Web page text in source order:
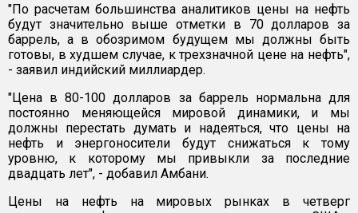
"По расчетам большинства аналитиков цены на нефть
будут значительно выше отметки в 70 долларов за
баррель, а в обозримом будущем мы должны быть
готовы, в худшем случае, к трехзначной цене на нефть",
- заявил индийский миллиардер.
"Цена в 80-100 долларов за баррель нормальна для
постоянно меняющейся мировой динамики, и мы
должны перестать думать и надеяться, что цены на
нефть и энергоносители будут снижаться к тому
уровню, к которому мы привыкли за последние
двадцать лет", - добавил Амбани.
Цены на нефть на мировых рынках в четверг